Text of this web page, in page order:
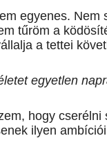
egyenes.
tűröm a
a tettei
egyetlen
hogy
ilyen